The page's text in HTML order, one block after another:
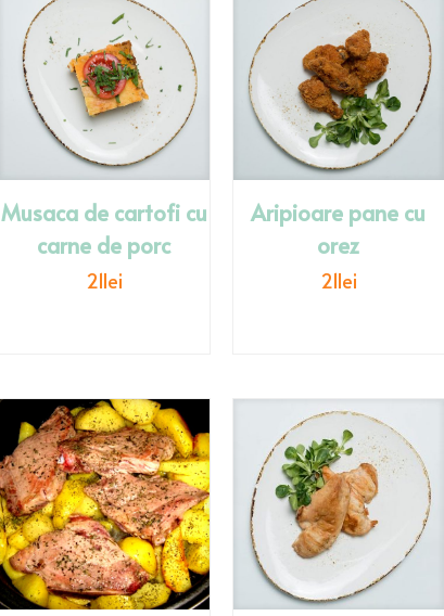
Musaca de cartofi cu
carne de porc
21lei
Aripioare pane cu
orez
21lei